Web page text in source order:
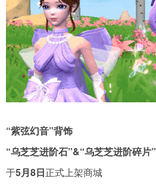
“紫弦幻音”背饰
“乌芝芝进阶石”&“乌芝芝进阶碎片”
于5月8日正式上架商城